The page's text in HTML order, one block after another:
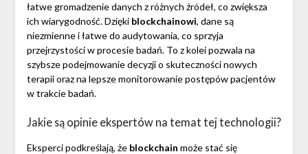
łatwe gromadzenie danych z różnych źródeł, co zwiększa
ich wiarygodność. Dzięki blockchainowi, dane są
niezmienne i łatwe do audytowania, co sprzyja
przejrzystości w procesie badań. To z kolei pozwala na
szybsze podejmowanie decyzji o skuteczności nowych
terapii oraz na lepsze monitorowanie postępów pacjentów
w trakcie badań.
Jakie są opinie ekspertów na temat tej technologii?
Eksperci podkreślają, że blockchain może stać się